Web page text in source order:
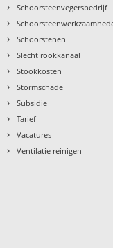
› Schoorsteenvegersbedrijf
›
› Schoorstenen
› Slecht rookkanaal
› Stookkosten
› Stormschade
› Subsidie
› Tarief
› Vacatures
› Ventilatie reinigen